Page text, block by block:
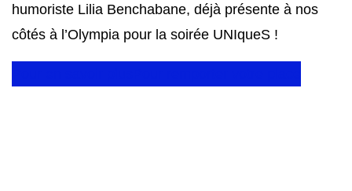
humoriste Lilia Benchabane, déjà présente à nos
côtés à l’Olympia pour la soirée UNIqueS !